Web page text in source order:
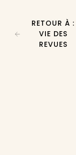
RETOUR À :
VIE DES
REVUES